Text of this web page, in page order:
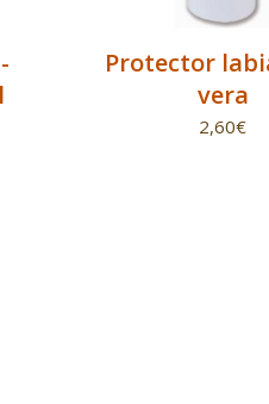
Protector
vera
2,60€